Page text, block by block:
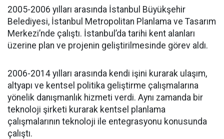
2005-2006 yılları arasında İstanbul Büyükşehir
Belediyesi, İstanbul Metropolitan Planlama ve Tasarım
Merkezi’nde çalıştı. İstanbul’da tarihi kent alanları
üzerine plan ve projenin geliştirilmesinde görev aldı.
2006-2014 yılları arasında kendi işini kurarak ulaşım,
altyapı ve kentsel politika geliştirme çalışmalarına
yönelik danışmanlık hizmeti verdi. Aynı zamanda bir
teknoloji şirketi kurarak kentsel planlama
çalışmalarının teknoloji ile entegrasyonu konusunda
çalıştı.